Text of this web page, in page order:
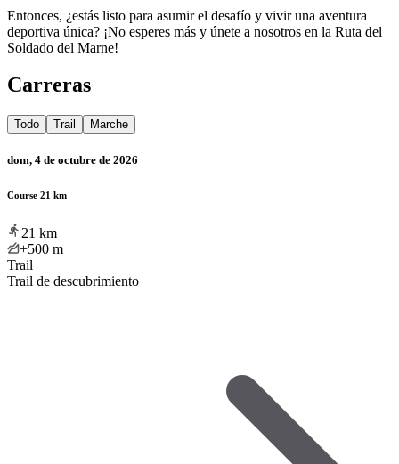
Entonces, ¿estás listo para asumir el desafío y vivir una aventura
deportiva única? ¡No esperes más y únete a nosotros en la Ruta del
Soldado del Marne!
Carreras
Todo Trail Marche
dom, 4 de octubre de 2026
Course 21 km
21 km
+500 m
Trail
Trail de descubrimiento